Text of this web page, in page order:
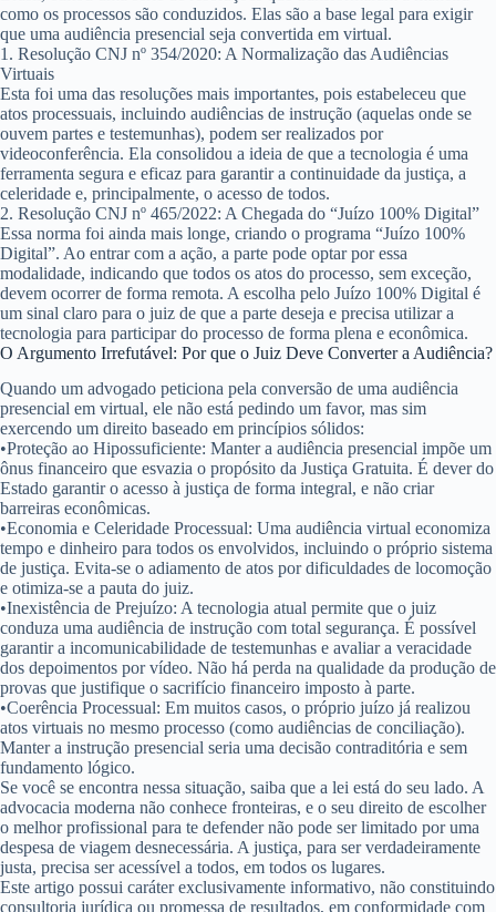
como os processos são conduzidos. Elas são a base legal para exigir
que uma audiência presencial seja convertida em virtual.
1. Resolução CNJ nº 354/2020: A Normalização das Audiências
Virtuais
Esta foi uma das resoluções mais importantes, pois estabeleceu que
atos processuais, incluindo audiências de instrução (aquelas onde se
ouvem partes e testemunhas), podem ser realizados por
videoconferência. Ela consolidou a ideia de que a tecnologia é uma
ferramenta segura e eficaz para garantir a continuidade da justiça, a
celeridade e, principalmente, o acesso de todos.
2. Resolução CNJ nº 465/2022: A Chegada do “Juízo 100% Digital”
Essa norma foi ainda mais longe, criando o programa “Juízo 100%
Digital”. Ao entrar com a ação, a parte pode optar por essa
modalidade, indicando que todos os atos do processo, sem exceção,
devem ocorrer de forma remota. A escolha pelo Juízo 100% Digital é
um sinal claro para o juiz de que a parte deseja e precisa utilizar a
tecnologia para participar do processo de forma plena e econômica.
O Argumento Irrefutável: Por que o Juiz Deve Converter a Audiência?
Quando um advogado peticiona pela conversão de uma audiência
presencial em virtual, ele não está pedindo um favor, mas sim
exercendo um direito baseado em princípios sólidos:
•Proteção ao Hipossuficiente: Manter a audiência presencial impõe um
ônus financeiro que esvazia o propósito da Justiça Gratuita. É dever do
Estado garantir o acesso à justiça de forma integral, e não criar
barreiras econômicas.
•Economia e Celeridade Processual: Uma audiência virtual economiza
tempo e dinheiro para todos os envolvidos, incluindo o próprio sistema
de justiça. Evita-se o adiamento de atos por dificuldades de locomoção
e otimiza-se a pauta do juiz.
•Inexistência de Prejuízo: A tecnologia atual permite que o juiz
conduza uma audiência de instrução com total segurança. É possível
garantir a incomunicabilidade de testemunhas e avaliar a veracidade
dos depoimentos por vídeo. Não há perda na qualidade da produção de
provas que justifique o sacrifício financeiro imposto à parte.
•Coerência Processual: Em muitos casos, o próprio juízo já realizou
atos virtuais no mesmo processo (como audiências de conciliação).
Manter a instrução presencial seria uma decisão contraditória e sem
fundamento lógico.
Se você se encontra nessa situação, saiba que a lei está do seu lado. A
advocacia moderna não conhece fronteiras, e o seu direito de escolher
o melhor profissional para te defender não pode ser limitado por uma
despesa de viagem desnecessária. A justiça, para ser verdadeiramente
justa, precisa ser acessível a todos, em todos os lugares.
Este artigo possui caráter exclusivamente informativo, não constituindo
consultoria jurídica ou promessa de resultados, em conformidade com